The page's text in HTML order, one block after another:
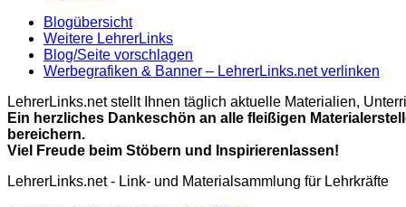
Blogübersicht
Weitere LehrerLinks
Blog/Seite vorschlagen
Werbegrafiken & Banner – LehrerLinks.net verlinken
LehrerLinks.net stellt Ihnen täglich aktuelle Materialien,
Ein herzliches Dankeschön an alle fleißigen
bereichern.
Viel Freude beim Stöbern und Inspirierenlassen!
LehrerLinks.net - Link- und Materialsammlung für Lehrkräfte